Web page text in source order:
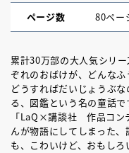
ページ数 80ペー
累計30万部の大人気シリ
ぞれのおばけが、どんなふ
どうすればだいじょうぶ
る、図鑑という名の童話
「LaQ×講談社 作品コン
んが物語にしてしまった
も、こわいけど、おもしろ